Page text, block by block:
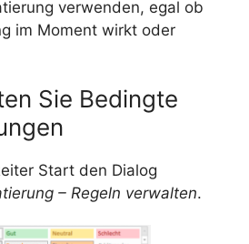
verwenden, egal ob
im Moment wirkt oder
Sie Bedingte
Start den Dialog
– Regeln verwalten.